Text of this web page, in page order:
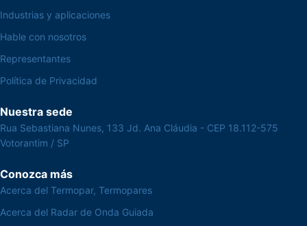
Industrias y aplicaciones
Hable con nosotros
Representantes
Política de Privacidad
Nuestra sede
Rua Sebastiana Nunes, 133 Jd. Ana Cláudia - CEP 18.112-575
Votorantim / SP
Conozca más
Acerca del Termopar, Termopares
Acerca del Radar de Onda Guiada